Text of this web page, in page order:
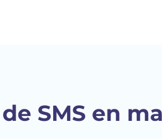
SMS en